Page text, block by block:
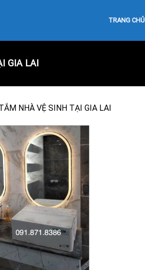
TRANG CHỦ
GIA LAI
NHÀ VỆ SINH TẠI GIA LAI